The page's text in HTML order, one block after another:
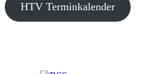
HTV Terminkalender